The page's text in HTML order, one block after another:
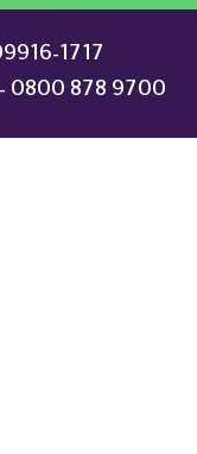
1717
0800 878 9700